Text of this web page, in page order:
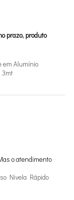
prazo, produto
Alumínio
3mt
o atendimento
Nivela Rápido